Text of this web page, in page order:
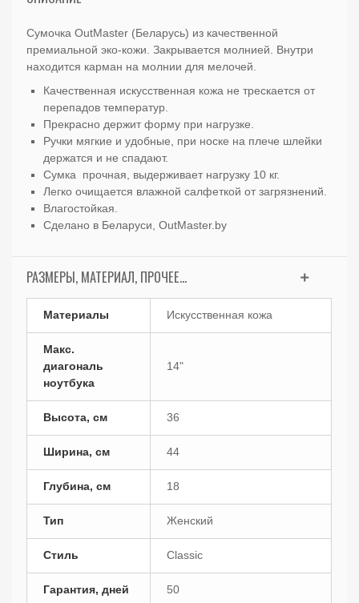
Сумочка OutMaster (Беларусь) из качественной
премиальной эко-кожи. Закрывается молнией. Внутри
находится карман на молнии для мелочей.
Качественная искусственная кожа не трескается от
перепадов температур.
Прекрасно держит форму при нагрузке.
Ручки мягкие и удобные, при носке на плече шлейки
держатся и не спадают.
Сумка прочная, выдерживает нагрузку 10 кг.
Легко очищается влажной салфеткой от загрязнений.
Влагостойкая.
Сделано в Беларуси, OutMaster.by
РАЗМЕРЫ, МАТЕРИАЛ, ПРОЧЕЕ...
Материалы Искусственная кожа
Макс.
диагональ
ноутбука
14"
Высота, см 36
Ширина, см 44
Глубина, см 18
Тип Женский
Стиль Classic
Гарантия, дней 50